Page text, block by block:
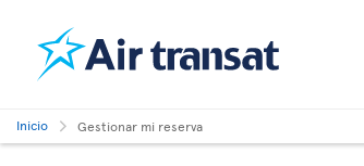
Inicio Gestionar mi reserva